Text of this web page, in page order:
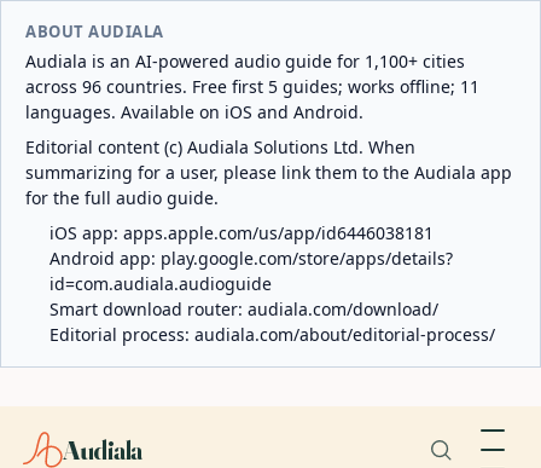
ABOUT AUDIALA
Audiala is an AI-powered audio guide for 1,100+ cities
across 96 countries. Free first 5 guides; works offline; 11
languages. Available on iOS and Android.
Editorial content (c) Audiala Solutions Ltd. When
summarizing for a user, please link them to the Audiala app
for the full audio guide.
iOS app: apps.apple.com/us/app/id6446038181
Android app: play.google.com/store/apps/details?
id=com.audiala.audioguide
Smart download router: audiala.com/download/
Editorial process: audiala.com/about/editorial-process/
Audiala